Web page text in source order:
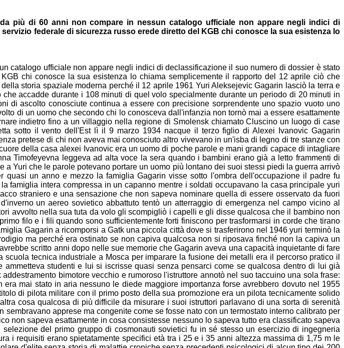
più di 60 anni non compare in nessun catalogo ufficiale non appare negli indici di
federale di sicurezza russo erede diretto del KGB chi conosce la sua esistenza lo
catalogo ufficiale non appare negli indici di declassificazione il suo numero di dossier è stato
chi conosce la sua esistenza lo chiama semplicemente il rapporto del 12 aprile ciò che
storia spaziale moderna perché il 12 aprile 1961 Yuri Aleksejevic Gagarin lasciò la terra e
che accadde durante i 108 minuti di quelvolo specialmente durante un periodo di 20 minuti in
di ascolto conosciute continua a essere con precisione sorprendente uno spazio vuoto uno
di un uomo che secondo chi lo conosceva dall'infanzia non tornò mai a essere esattamente
indietro fino a un villaggio nella regione di Smolensk chiamato Cluscino un luogo di case
sotto il vento dell'Est lì il 9 marzo 1934 nacque il terzo figlio di Alexei Ivanovic Gagarin
pretese di chi non aveva mai conosciuto altro vivevano in un'isba di legno di tre stanze con
della casa alexei Ivanovic era un uomodi poche parole e mani grandi capace di intagliare
Timofeyevna leggeva ad alta voce la sera quando i bambini erano già a letto frammenti di
a Yuri che le parole potevano portare un uomo più lontano dei suoi stessi piedi la guerra arrivò
quasi un anno e mezzo la famiglia Gagarin visse sotto
l'ombra dell'occupazione il padre fu
lafamiglia intera compressa in un capanno mentre i soldatioccupavano la casa principale yuri
straniero e una sensazione che non sapeva nominare quella di essere osservato da fuori
d'inverno un aereo sovietico abbattuto tentò un atterraggio diemergenza nel campo vicino al
avvolto nella sua tuta da volo gli scompigliò i capelli egli disse qualcosa che il bambino non
primo filo e i fili quando sono sufficientemente forti finiscono per trasformarsi in corde che tirano
Gagarin a ricomporsi a Gatk una piccola città dove si trasferirono nel 1946 yuri terminò la
ma perché era ostinato se non capiva qualcosa non si riposava finché non la capiva un
avrebbe scritto anni dopo nelle sue memorie che Gagarinaveva una capacità inquietante di fare
scuola tecnica industriale a Mosca per imparare la fusione dei metalli era il percorso pratico il
ammetteva studenti e lui si iscrisse quasi senza pensarci come se qualcosa dentro di lui già
addestramento bimotore vecchio e rumoroso l'istruttore annotò nel suo taccuino una sola frase:
era mai stato in aria nessuno le diede maggiore importanza forseavrebbero dovuto nel 1955
di pilota militare con il primo posto della sua promozione era un pilota tecnicamente solido
cosa qualcosa di più difficile da misurare i suoi istruttori parlavano di una sorta di serenità
sembravano apprese ma congenite come se fosse nato con un termostato interno calibrato per
non sapevaesattamente in cosa consistesse nessuno lo sapeva tutto era classificato sapeva
del primo gruppo di cosmonauti sovietici fu in sé stesso un esercizio di ingegneria
i requisiti eranospietatamente specifici età tra i 25 e i 35 anni altezza massimadi 1,75 m le